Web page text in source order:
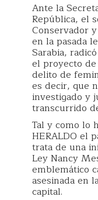
Ante la
República, el
Conservador
en la pasada
Sarabia,
el proyecto
delito de
es decir, que
investigado y
transcurrido
Tal y como lo
HERALDO el
trata de una
Ley Nancy
emblemático
asesinada en
capital.